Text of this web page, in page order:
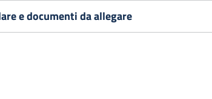
e documenti da allegare